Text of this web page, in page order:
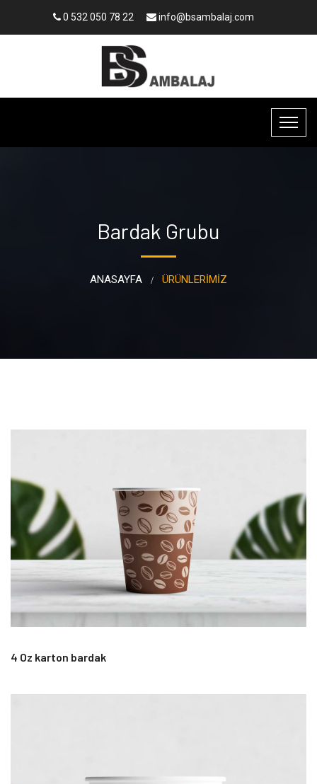
0 532 050 78 22 info@bsambalaj.com
Bardak Grubu
ANASAYFA ÜRÜNLERİMİZ
4 Oz karton bardak